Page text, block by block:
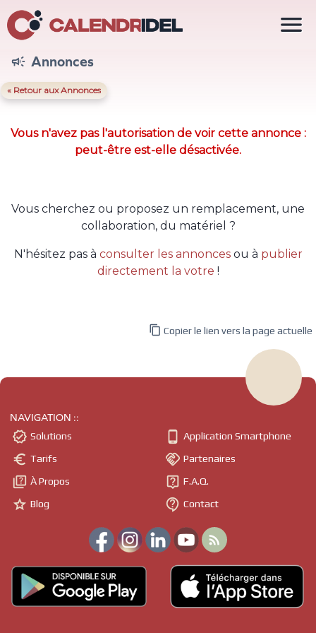
 Annonces
« Retour aux Annonces
Vous n'avez pas l'autorisation de voir cette annonce :
peut-être est-elle désactivée.
Vous cherchez ou proposez un remplacement, une
collaboration, du matériel ?
N'hésitez pas à consulter les annoncesou à publier
directement la votre !

 Copier le lien vers la page actuelle
NAVIGATION ::
 Solutions
 Tarifs
 À Propos
 Blog
 Application Smartphone
 Partenaires
 F.A.Q.
 Contact
